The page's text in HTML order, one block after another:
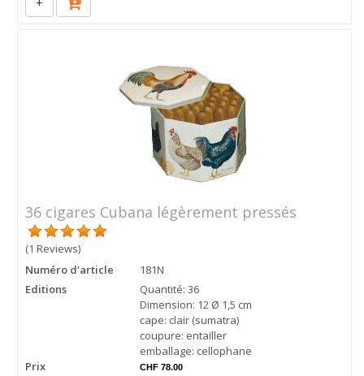
36 cigares Cubana légèrement pressés
(1 Reviews)
Numéro d'article
181N
Editions
Quantité: 36
Dimension: 12 Ø 1,5 cm
cape: clair (sumatra)
coupure: entailler
emballage: cellophane
Prix
CHF 78.00